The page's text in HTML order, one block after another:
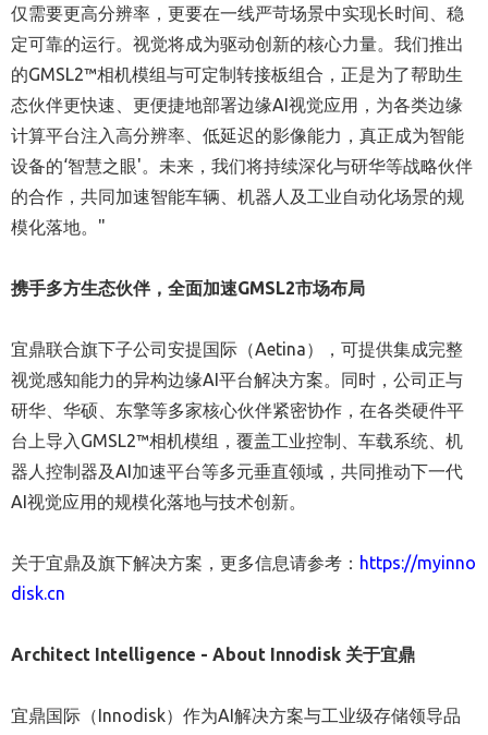
仅需要更高分辨率，更要在一线严苛场景中实现长时间、稳
定可靠的运行。视觉将成为驱动创新的核心力量。我们推出
的GMSL2™相机模组与可定制转接板组合，正是为了帮助生
态伙伴更快速、更便捷地部署边缘AI视觉应用，为各类边缘
计算平台注入高分辨率、低延迟的影像能力，真正成为智能
设备的‘智慧之眼'。未来，我们将持续深化与研华等战略伙伴
的合作，共同加速智能车辆、机器人及工业自动化场景的规
模化落地。"
携手多方生态伙伴，全面加速GMSL2市场布局
宜鼎联合旗下子公司安提国际（Aetina），可提供集成完整
视觉感知能力的异构边缘AI平台解决方案。同时，公司正与
研华、华硕、东擎等多家核心伙伴紧密协作，在各类硬件平
台上导入GMSL2™相机模组，覆盖工业控制、车载系统、机
器人控制器及AI加速平台等多元垂直领域，共同推动下一代
AI视觉应用的规模化落地与技术创新。
关于宜鼎及旗下解决方案，更多信息请参考： https://myinno
disk.cn
Architect Intelligence - About Innodisk 关于宜鼎
宜鼎国际（Innodisk）作为AI解决方案与工业级存储领导品